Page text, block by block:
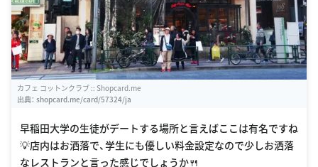
カフェ コットンクラブ :: Shopcard.me
出典： shopcard.me/card/57324/ja
早稲田大学の生徒がデートする場所と言えばここは有名ですね
💡店内はお洒落で、学生にも優しい料金設定なので少しお洒落
なレストランと言った感じでしょうか🍴